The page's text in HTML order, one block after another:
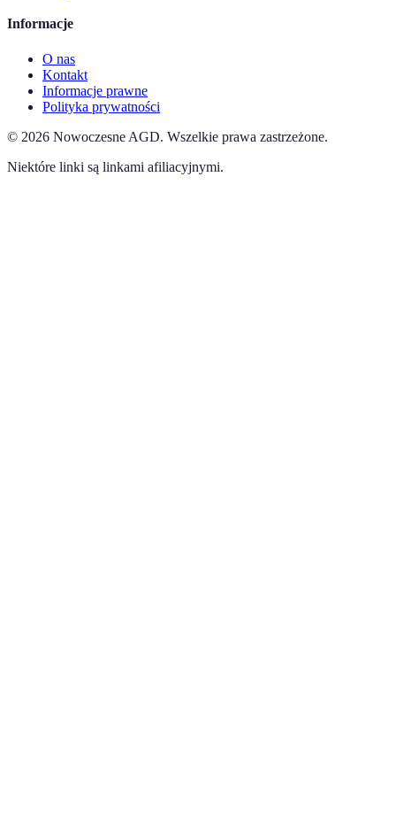
Informacje
O nas
Kontakt
Informacje prawne
Polityka prywatności
© 2026 Nowoczesne AGD. Wszelkie prawa zastrzeżone.
Niektóre linki są linkami afiliacyjnymi.